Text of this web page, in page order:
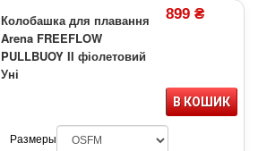
Колобашка для плавання
Arena FREEFLOW
PULLBUOY II фіолетовий
Уні
899 ₴
В КОШИК
Размеры